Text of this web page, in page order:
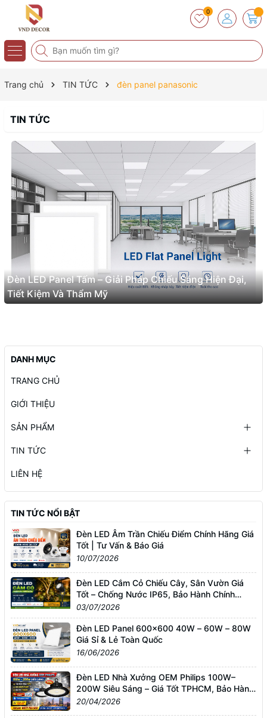
0
Trang chủ TIN TỨC đèn panel panasonic
TIN TỨC
Đèn LED Panel Tấm – Giải Pháp Chiếu Sáng Hiện Đại,
Tiết Kiệm Và Thẩm Mỹ
DANH MỤC
TRANG CHỦ
GIỚI THIỆU
SẢN PHẨM
TIN TỨC
LIÊN HỆ
TIN TỨC NỔI BẬT
Đèn LED Âm Trần Chiếu Điểm Chính Hãng Giá
Tốt | Tư Vấn & Báo Giá
10/07/2026
Đèn LED Cắm Cỏ Chiếu Cây, Sân Vườn Giá
Tốt – Chống Nước IP65, Bảo Hành Chính
Hãng
03/07/2026
Đèn LED Panel 600x600 40W – 60W – 80W
Giá Sỉ & Lẻ Toàn Quốc
16/06/2026
Đèn LED Nhà Xưởng OEM Philips 100W–
200W Siêu Sáng – Giá Tốt TPHCM, Bảo Hành
3 Năm
20/04/2026